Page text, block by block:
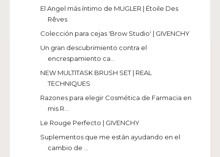
El Angel más íntimo de MUGLER | Étoile Des
Rêves
Colección para cejas 'Brow Studio' | GIVENCHY
Un gran descubrimiento contra el
encrespamiento ca...
NEW MULTITASK BRUSH SET | REAL
TECHNIQUES
Razones para elegir Cosmética de Farmacia en
mis R...
Le Rouge Perfecto | GIVENCHY
Suplementos que me están ayudando en el
cambio de ...